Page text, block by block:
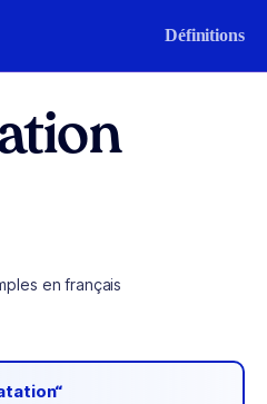
Définitions
en français